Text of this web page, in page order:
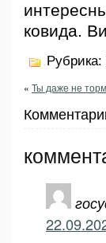
ковида.
Рубрика:
« Ты даже не